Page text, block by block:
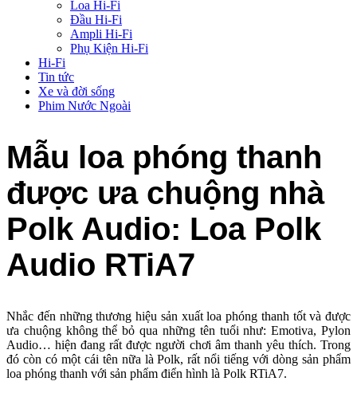
Loa Hi-Fi
Đầu Hi-Fi
Ampli Hi-Fi
Phụ Kiện Hi-Fi
Hi-Fi
Tin tức
Xe và đời sống
Phim Nước Ngoài
Mẫu loa phóng thanh
được ưa chuộng nhà
Polk Audio: Loa Polk
Audio RTiA7
Nhắc đến những thương hiệu sản xuất loa phóng thanh tốt và được
ưa chuộng không thể bỏ qua những tên tuổi như: Emotiva, Pylon
Audio… hiện đang rất được người chơi âm thanh yêu thích. Trong
đó còn có một cái tên nữa là Polk, rất nổi tiếng với dòng sản phẩm
loa phóng thanh với sản phẩm điển hình là Polk RTiA7.